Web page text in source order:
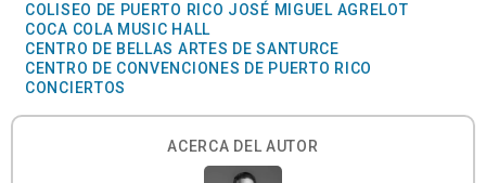
COLISEO DE PUERTO RICO JOSÉ MIGUEL AGRELOT
COCA COLA MUSIC HALL
CENTRO DE BELLAS ARTES DE SANTURCE
CENTRO DE CONVENCIONES DE PUERTO RICO
CONCIERTOS
ACERCA DEL AUTOR